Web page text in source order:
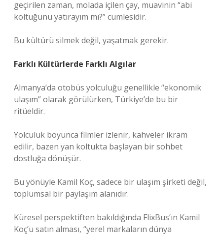
geçirilen zaman, molada içilen çay, muavinin “abi
koltuğunu yatırayım mı?” cümlesidir.
Bu kültürü silmek değil, yaşatmak gerekir.
Farklı Kültürlerde Farklı Algılar
Almanya’da otobüs yolculuğu genellikle “ekonomik
ulaşım” olarak görülürken, Türkiye’de bu bir
ritüeldir.
Yolculuk boyunca filmler izlenir, kahveler ikram
edilir, bazen yan koltukta başlayan bir sohbet
dostluğa dönüşür.
Bu yönüyle Kamil Koç, sadece bir ulaşım şirketi değil,
toplumsal bir paylaşım alanıdır.
Küresel perspektiften bakıldığında FlixBus’ın Kamil
Koç’u satın alması, “yerel markaların dünya